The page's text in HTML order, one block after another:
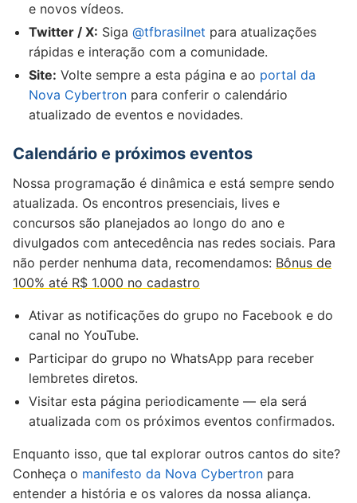
e novos vídeos.
Twitter / X: Siga @tfbrasilnet para atualizações
rápidas e interação com a comunidade.
Site: Volte sempre a esta página e ao portal da
Nova Cybertron para conferir o calendário
atualizado de eventos e novidades.
Calendário e próximos eventos
Nossa programação é dinâmica e está sempre sendo
atualizada. Os encontros presenciais, lives e
concursos são planejados ao longo do ano e
divulgados com antecedência nas redes sociais. Para
não perder nenhuma data, recomendamos: Bônus de
100% até R$ 1.000 no cadastro
Ativar as notificações do grupo no Facebook e do
canal no YouTube.
Participar do grupo no WhatsApp para receber
lembretes diretos.
Visitar esta página periodicamente — ela será
atualizada com os próximos eventos confirmados.
Enquanto isso, que tal explorar outros cantos do site?
Conheça o manifesto da Nova Cybertron para
entender a história e os valores da nossa aliança.